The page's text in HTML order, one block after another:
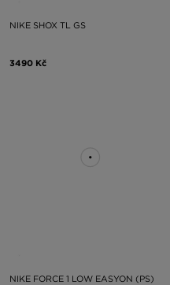
NIKE SHOX TL GS
3490 Kč
NIKE FORCE 1 LOW EASYON (PS)